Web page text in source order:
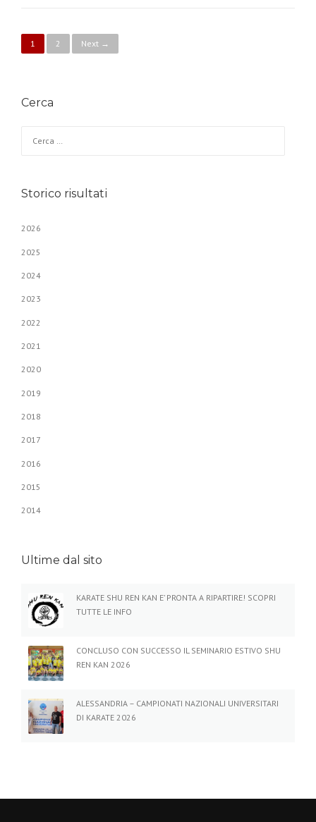
Posts navigation
1 2 Next →
Cerca
Storico risultati
2026
2025
2024
2023
2022
2021
2020
2019
2018
2017
2016
2015
2014
Ultime dal sito
KARATE SHU REN KAN E’ PRONTA A RIPARTIRE! SCOPRI
TUTTE LE INFO
CONCLUSO CON SUCCESSO IL SEMINARIO ESTIVO SHU
REN KAN 2026
ALESSANDRIA – CAMPIONATI NAZIONALI UNIVERSITARI
DI KARATE 2026